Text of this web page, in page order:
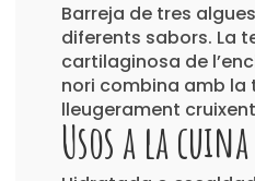
Barreja de tres
diferents sabors. La
cartilaginosa de
nori combina amb la
lleugerament
Usos a la cuina